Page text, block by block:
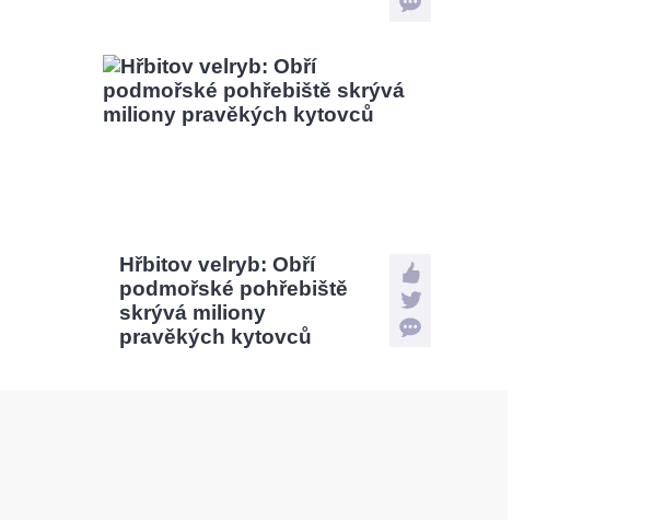
Hřbitov velryb: Obří
podmořské pohřebiště
skrývá miliony
pravěkých kytovců